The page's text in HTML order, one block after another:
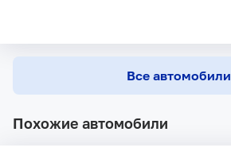
Все автомобили
Похожие автомобили